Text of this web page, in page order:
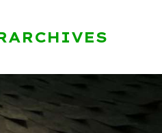
ARCHIVES